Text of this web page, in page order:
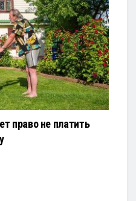
право не платить